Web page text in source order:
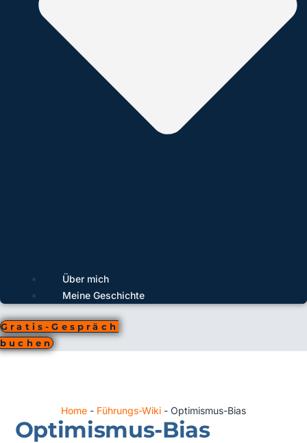
Über mich
Meine Geschichte
Gratis-Gespräch
buchen
Home - Führungs-Wiki - Optimismus-Bias
Optimismus-Bias